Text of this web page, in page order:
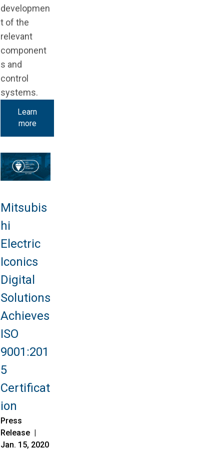
developmen
t of the
relevant
component
s and
control
systems.
Learn
more
Mitsubis
hi
Electric
Iconics
Digital
Solutions
Achieves
ISO
9001:201
5
Certificat
ion
Press
Release |
Jan. 15, 2020